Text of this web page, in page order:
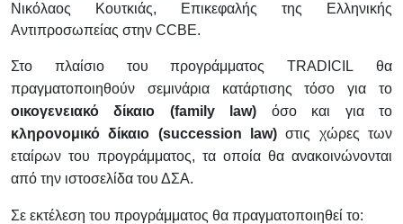
Νικόλαος Κουτκιάς, Επικεφαλής της Ελληνικής
Αντιπροσωπείας στην CCBE.
Στο πλαίσιο του προγράμματοςTRADICIL θα
πραγματοποιηθούν σεμινάρια κατάρτισης τόσο για το
οικογενειακό δίκαιο (family law) όσο και για το
κληρονομικό δίκαιο (succession law) στις χώρες των
εταίρων του προγράμματος, τα οποία θα ανακοινώνονται
από την ιστοσελίδα του ΔΣΑ.
Σε εκτέλεση του προγράμματος θα πραγματοποιηθεί το: